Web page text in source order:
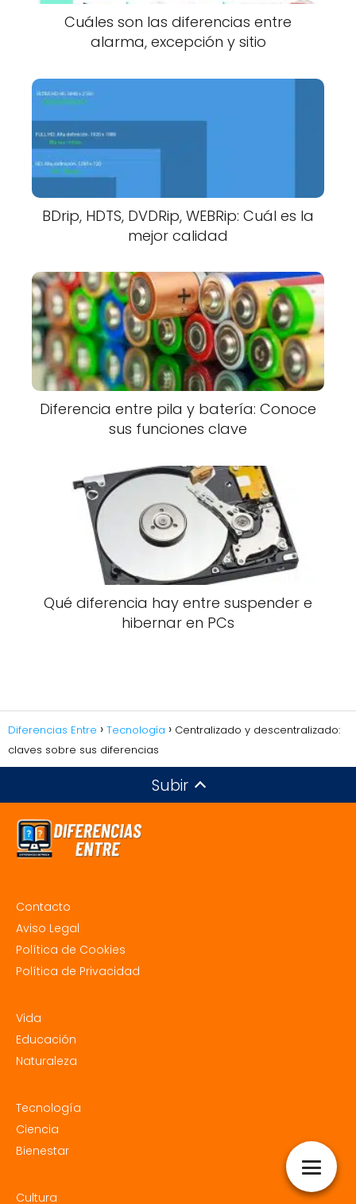
Cuáles son las diferencias entre
alarma, excepción y sitio
BDrip, HDTS, DVDRip, WEBRip: Cuál es la
mejor calidad
Diferencia entre pila y batería: Conoce
sus funciones clave
Qué diferencia hay entre suspender e
hibernar en PCs
Diferencias Entre Tecnología
Centralizado y descentralizado:
claves sobre sus diferencias
Subir
Contacto
Aviso Legal
Política de Cookies
Política de Privacidad
Vida
Educación
Naturaleza
Tecnología
Ciencia
Bienestar
Cultura